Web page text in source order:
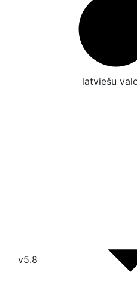
latviešu
v5.8